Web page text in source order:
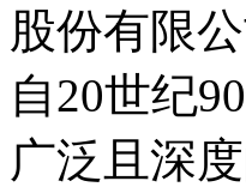
股份有限
自20世纪
广泛且深